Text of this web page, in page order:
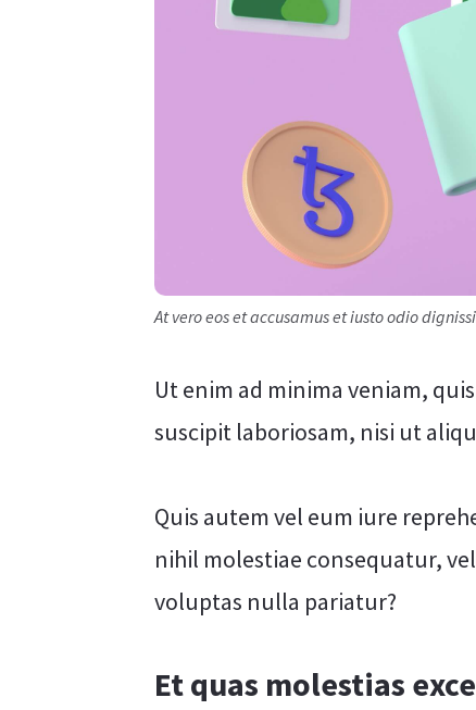
At vero eos et accusamus et iusto odio
Ut enim ad minima veniam,
suscipit laboriosam, nisi ut
Quis autem vel eum iure
nihil molestiae consequatur,
voluptas nulla pariatur?
Et quas molestias